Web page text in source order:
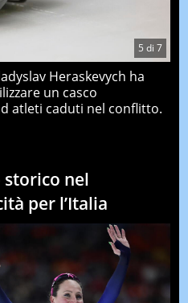
5 di 7
Heraskevych ha
un casco
atleti caduti nel conflitto.
nel
per l’Italia